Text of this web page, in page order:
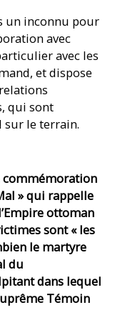
un inconnu pour
avec
avec les
et dispose
qui sont
sur le terrain.
commémoration
» qui rappelle
ottoman
sont « les
le martyre
du
dans lequel
Témoin